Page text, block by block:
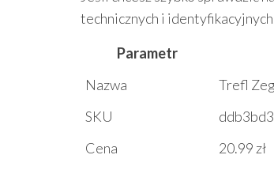
technicznych i
Parametr
Nazwa
Trefl
SKU
Cena
20.99 zł